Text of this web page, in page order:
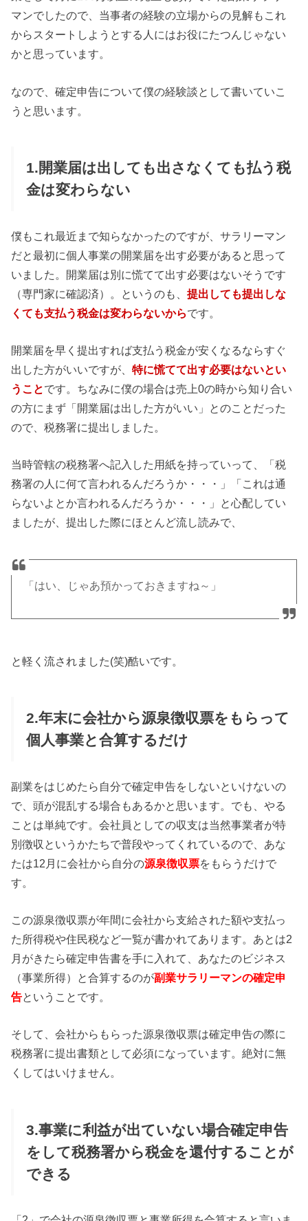
マンでしたので、当事者の経験の立場からの見解もこれ
からスタートしようとする人にはお役にたつんじゃない
かと思っています。
なので、確定申告について僕の経験談として書いていこ
うと思います。
1.開業届は出しても出さなくても払う税
金は変わらない
僕もこれ最近まで知らなかったのですが、サラリーマン
だと最初に個人事業の開業届を出す必要があると思って
いました。開業届は別に慌てて出す必要はないそうです
（専門家に確認済）。というのも、提出しても提出しな
くても支払う税金は変わらないからです。
開業届を早く提出すれば支払う税金が安くなるならすぐ
出した方がいいですが、特に慌てて出す必要はないとい
うことです。ちなみに僕の場合は売上0の時から知り合い
の方にまず「開業届は出した方がいい」とのことだった
ので、税務署に提出しました。
当時管轄の税務署へ記入した用紙を持っていって、「税
務署の人に何て言われるんだろうか・・・」「これは通
らないよとか言われるんだろうか・・・」と心配してい
ましたが、提出した際にほとんど流し読みで、
「はい、じゃあ預かっておきますね～」
と軽く流されました(笑)酷いです。
2.年末に会社から源泉徴収票をもらって
個人事業と合算するだけ
副業をはじめたら自分で確定申告をしないといけないの
で、頭が混乱する場合もあるかと思います。でも、やる
ことは単純です。会社員としての収支は当然事業者が特
別徴収というかたちで普段やってくれているので、あな
たは12月に会社から自分の源泉徴収票をもらうだけで
す。
この源泉徴収票が年間に会社から支給された額や支払っ
た所得税や住民税など一覧が書かれてあります。あとは2
月がきたら確定申告書を手に入れて、あなたのビジネス
（事業所得）と合算するのが副業サラリーマンの確定申
告ということです。
そして、会社からもらった源泉徴収票は確定申告の際に
税務署に提出書類として必須になっています。絶対に無
くしてはいけません。
3.事業に利益が出ていない場合確定申告
をして税務署から税金を還付することが
できる